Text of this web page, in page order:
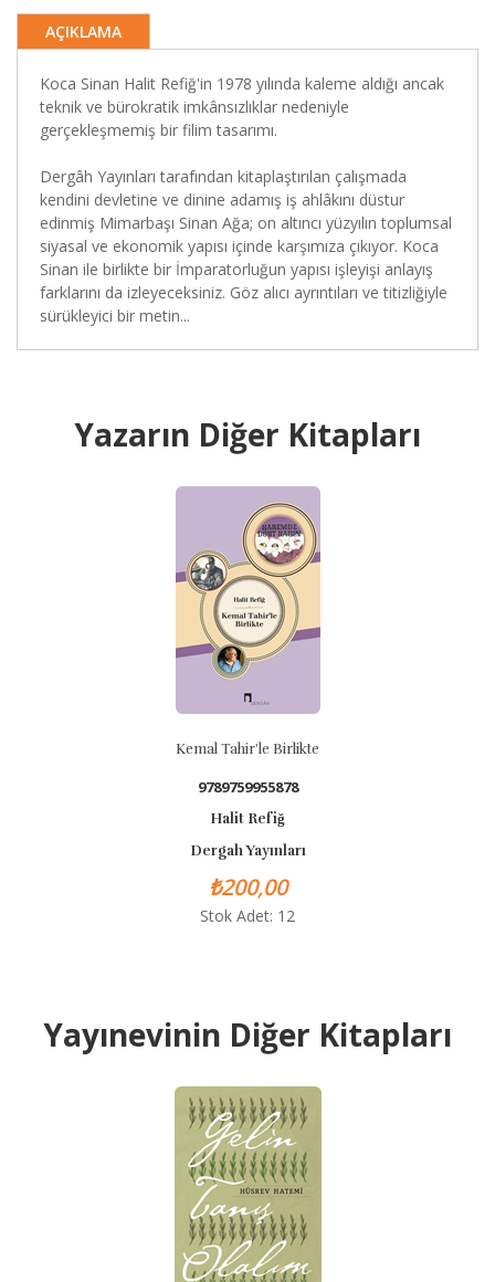
AÇIKLAMA
Koca Sinan Halit Refiğ'in 1978 yılında kaleme aldığı ancak
teknik ve bürokratik imkânsızlıklar nedeniyle
gerçekleşmemiş bir filim tasarımı.
Dergâh Yayınları tarafından kitaplaştırılan çalışmada
kendini devletine ve dinine adamış iş ahlâkını düstur
edinmiş Mimarbaşı Sinan Ağa; on altıncı yüzyılın toplumsal
siyasal ve ekonomik yapısı içinde karşımıza çıkıyor. Koca
Sinan ile birlikte bir İmparatorluğun yapısı işleyişi anlayış
farklarını da izleyeceksiniz. Göz alıcı ayrıntıları ve titizliğiyle
sürükleyici bir metin...
Yazarın Diğer Kitapları
Kemal Tahir'le Birlikte
9789759955878
Halit Refiğ
Dergah Yayınları
₺200,00
Stok Adet: 12
Yayınevinin Diğer Kitapları